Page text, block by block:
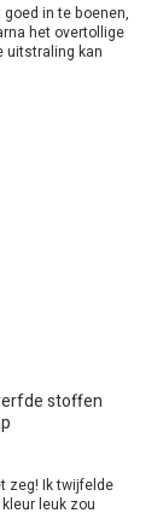
in te boenen,
het overtollige
uitstraling kan
stoffen
zeg! Ik twijfelde
leuk zou